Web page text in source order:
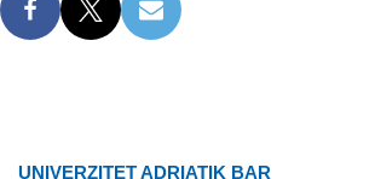
UNIVERZITET ADRIATIK BAR